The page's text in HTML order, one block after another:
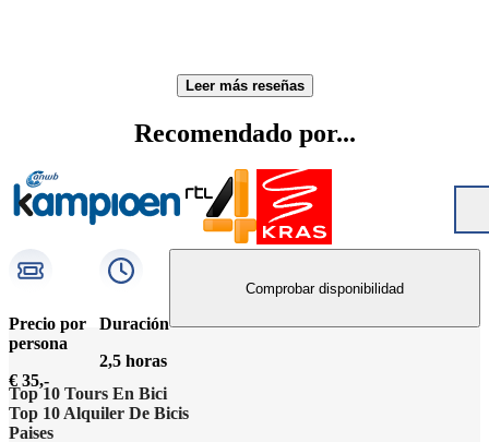
Leer más reseñas
Recomendado por...
Precio por
persona
€ 35,-
Duración
2,5 horas
Comprobar disponibilidad
Top 10 Tours En Bici
Lo más destacado de Ámsterdam
Top 10 Alquiler De Bicis
Paises